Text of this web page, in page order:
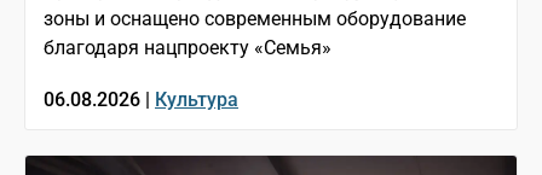
зоны и оснащено современным оборудование
благодаря нацпроекту «Семья»
06.08.2026 | Культура